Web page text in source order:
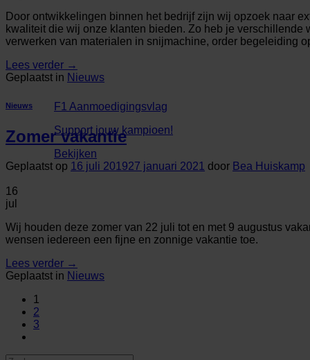
F1 Aanmoedigingsvlag
Support jouw kampioen!
Bekijken
Door ontwikkelingen binnen het bedrijf zijn wij opzoek naar
kwaliteit die wij onze klanten bieden. Zo heb je
verwerken van materialen in snijmachine, order begeleiding
Lees verder →
Geplaatst in Nieuws
Nieuws
Zomer vakantie
Geplaatst op 16 juli 201927 januari 2021 door Bea Huiskamp
16
jul
Wij houden deze zomer van 22 juli tot en met 9 augustus
wensen iedereen een fijne en zonnige vakantie toe.
Lees verder →
Geplaatst in Nieuws
1
2
3